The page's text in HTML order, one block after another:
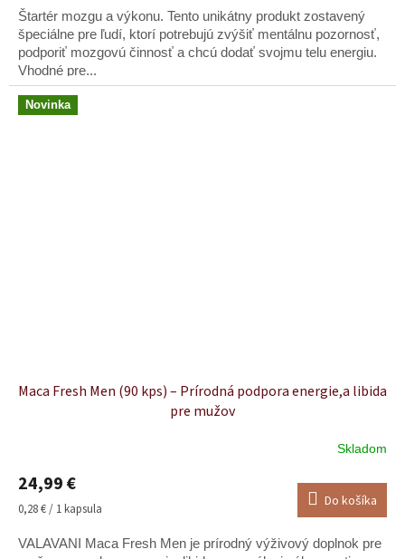
z
5
hviezdičiek.
Štartér mozgu a výkonu. Tento unikátny produkt zostavený
špeciálne pre ľudí, ktorí potrebujú zvýšiť mentálnu pozornosť,
podporiť mozgovú činnosť a chcú dodať svojmu telu energiu.
Vhodné pre...
Novinka
Maca Fresh Men (90 kps) – Prírodná podpora energie,a libida
pre mužov
produktu
je
4,9
z
Skladom
24,99 €
Jednotková
0,28 € / 1 kapsula Do košíka
VALAVANI Maca Fresh Men je prírodný výživový doplnok pre